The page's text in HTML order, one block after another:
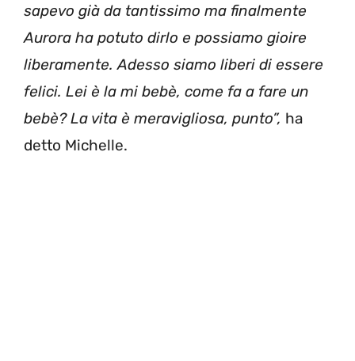
sapevo già da tantissimo ma finalmente
Aurora ha potuto dirlo e possiamo gioire
liberamente. Adesso siamo liberi di essere
felici. Lei è la mi bebè, come fa a fare un
bebè? La vita è meravigliosa, punto”, ha
detto Michelle.